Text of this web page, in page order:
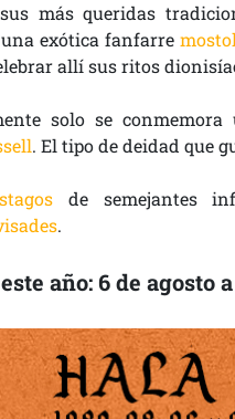
más queridas
exótica fanfarre
allí sus ritos
solo se
. El tipo de deidad que
de semejantes
.
año: 6 de agosto